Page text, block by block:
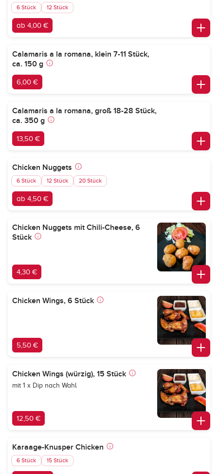
6 Stück 12 Stück
ab 4,00 €
Calamaris a la romana, klein 7-11 Stück,
ca. 150 g
6,00 €
Calamaris a la romana, groß 18-28 Stück,
ca. 350 g
13,50 €
Chicken Nuggets
6 Stück 12 Stück 20 Stück
ab 4,50 €
Chicken Nuggets mit Chili-Cheese, 6
Stück
4,30 €
Chicken Wings, 6 Stück
5,50 €
Chicken Wings (würzig), 15 Stück
mit 1 x Dip nach Wahl
12,50 €
Karaage-Knusper Chicken
6 Stück 15 Stück